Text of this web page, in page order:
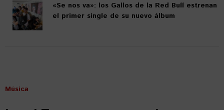
«Se nos va»: los Gallos de la Red Bull estrenan
el primer single de su nuevo álbum
Música